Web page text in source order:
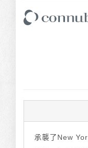
承襲了New